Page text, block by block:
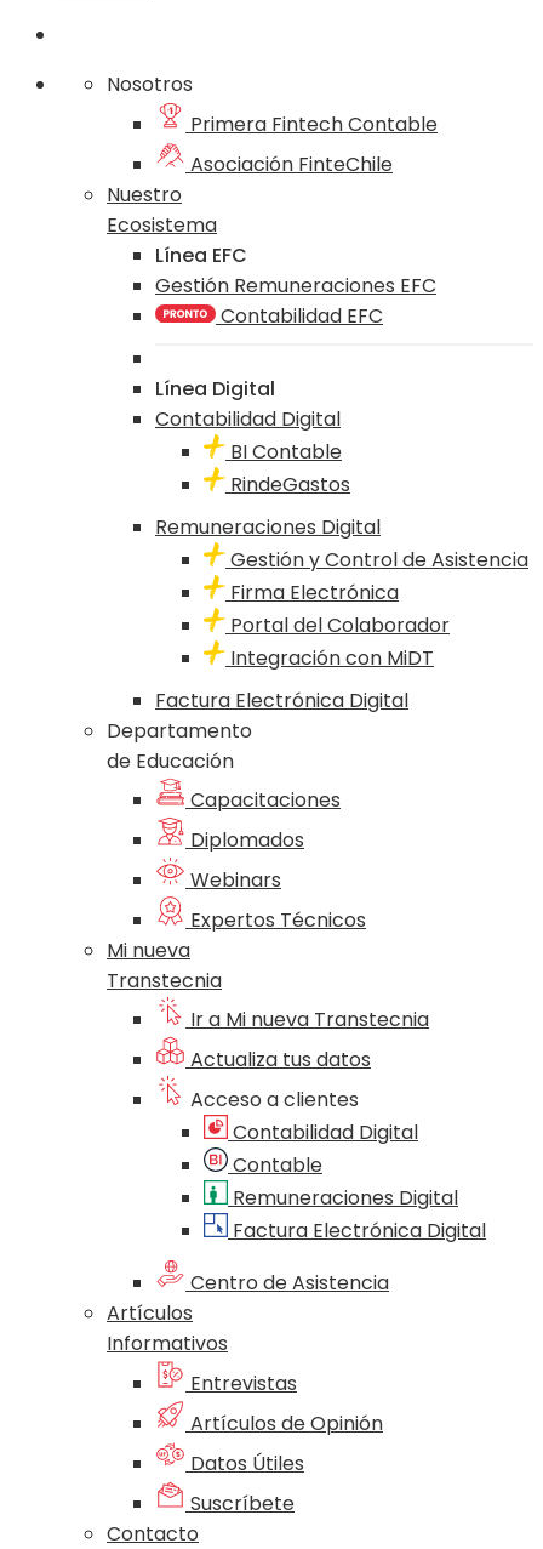
Nosotros
Primera Fintech Contable
Asociación FinteChile
Nuestro
Ecosistema
Línea EFC
Gestión Remuneraciones EFC
Contabilidad EFC
Línea Digital
Contabilidad Digital
BI Contable
RindeGastos
Remuneraciones Digital
Gestión y Control de Asistencia
Firma Electrónica
Portal del Colaborador
Integración con MiDT
Factura Electrónica Digital
Departamento
de Educación
Capacitaciones
Diplomados
Webinars
Expertos Técnicos
Mi nueva
Transtecnia
Ir a Mi nueva Transtecnia
Actualiza tus datos
Acceso a clientes
Contabilidad Digital
Contable
Remuneraciones Digital
Factura Electrónica Digital
Centro de Asistencia
Artículos
Informativos
Entrevistas
Artículos de Opinión
Datos Útiles
Suscríbete
Contacto